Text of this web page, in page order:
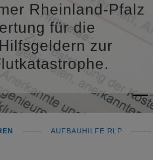
Rheinland-Pfalz
für die
zur
AUFBAUHILFE RLP